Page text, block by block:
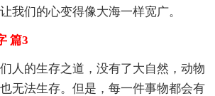
我们的心变得像大海一样宽广。
篇3
人的生存之道，没有了大自然，动物
无法生存。但是，每一件事物都会有